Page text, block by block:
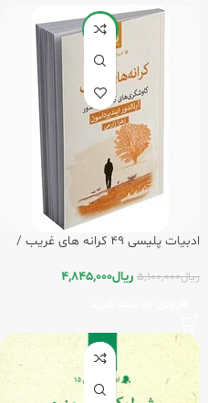
-5%
ادبیات پلیسی 49 کرانه های غریب /
ریال5,100,000 ریال4,845,000